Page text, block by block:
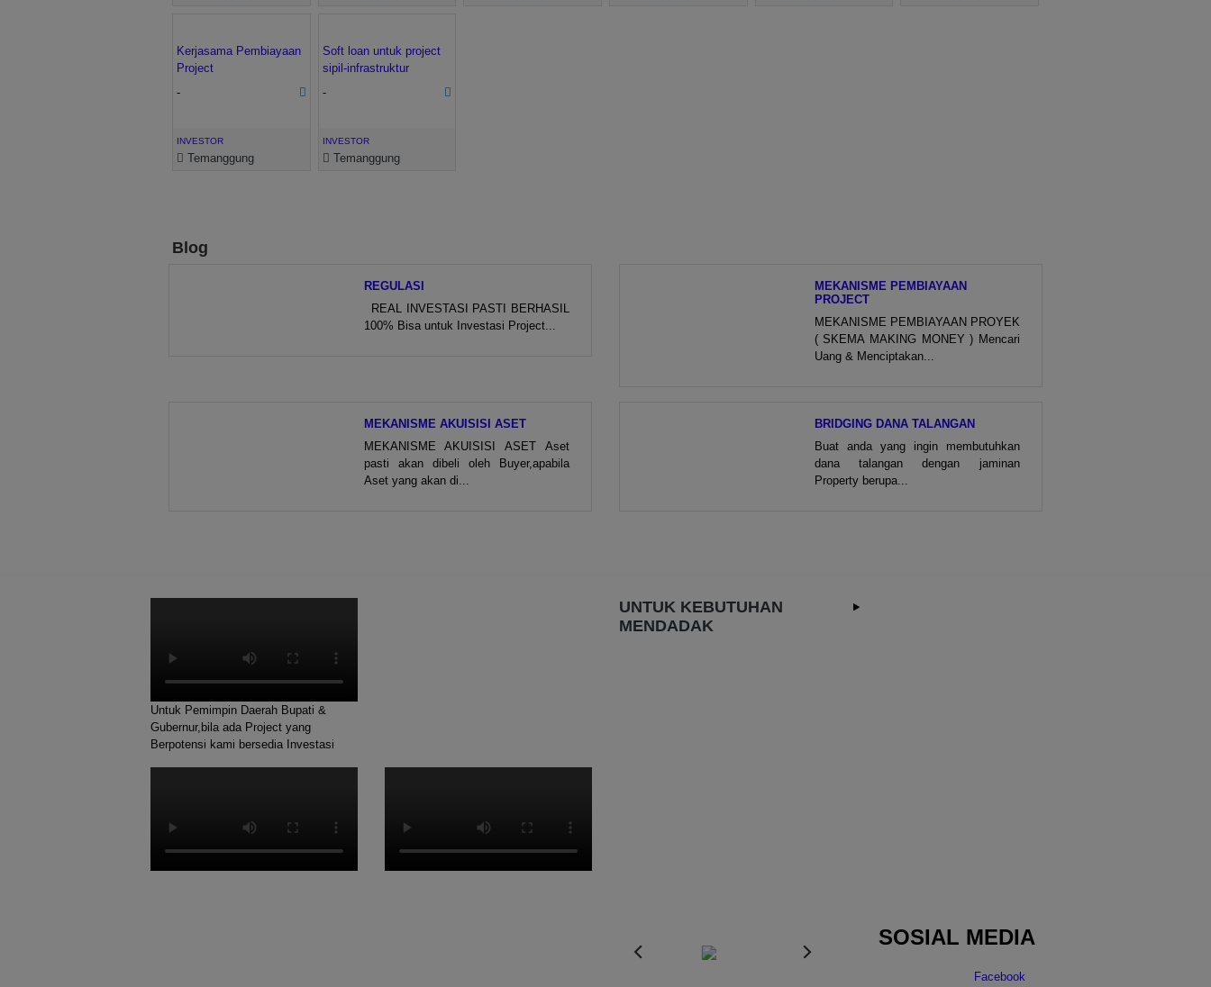
Kerjasama Pembiayaan
Project
-
INVESTOR
Temanggung
Soft loan untuk project
sipil-infrastruktur
-
INVESTOR
Temanggung
Blog
REGULASI
REAL INVESTASI PASTI BERHASIL
100% Bisa untuk Investasi Project...
MEKANISME PEMBIAYAAN
PROJECT
MEKANISME PEMBIAYAAN PROYEK
( SKEMA MAKING MONEY ) Mencari
Uang & Menciptakan...
MEKANISME AKUISISI ASET
MEKANISME AKUISISI ASET Aset
pasti akan dibeli oleh Buyer,apabila
Aset yang akan di...
BRIDGING DANA TALANGAN
Buat anda yang ingin membutuhkan
dana talangan dengan jaminan
Property berupa...
Untuk Pemimpin Daerah Bupati &
Gubernur,bila ada Project yang
Berpotensi kami bersedia Investasi
UNTUK KEBUTUHAN
MENDADAK
SOSIAL MEDIA
Facebook